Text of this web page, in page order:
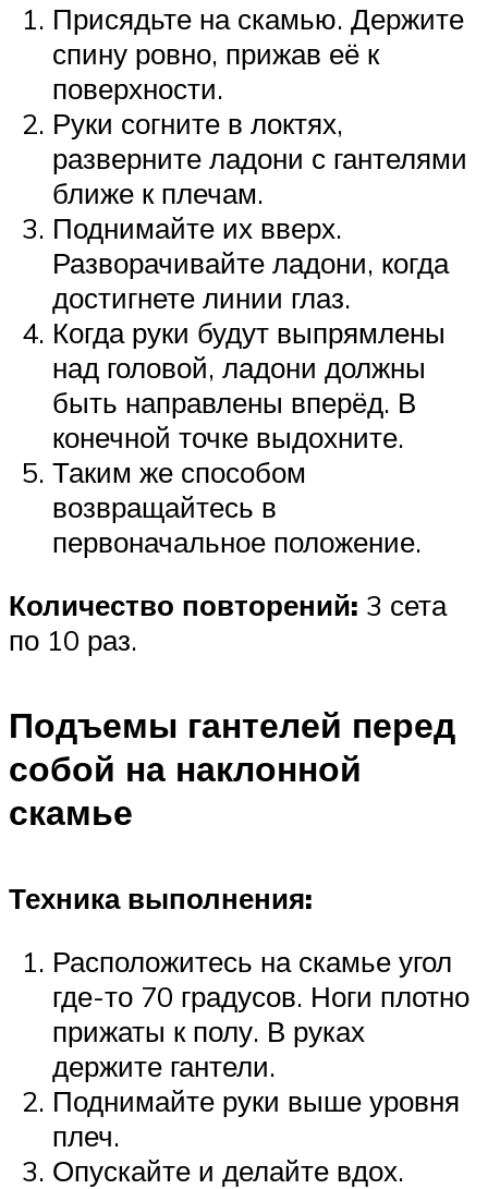
Присядьте на скамью. Держите
спину ровно, прижав её к
поверхности.
Руки согните в локтях,
разверните ладони с гантелями
ближе к плечам.
Поднимайте их вверх.
Разворачивайте ладони, когда
достигнете линии глаз.
Когда руки будут выпрямлены
над головой, ладони должны
быть направлены вперёд. В
конечной точке выдохните.
Таким же способом
возвращайтесь в
первоначальное положение.
Количество повторений: 3 сета
по 10 раз.
Подъемы гантелей перед
собой на наклонной
скамье
Техника выполнения:
Расположитесь на скамье угол
где-то 70 градусов. Ноги плотно
прижаты к полу. В руках
держите гантели.
Поднимайте руки выше уровня
плеч.
Опускайте и делайте вдох.